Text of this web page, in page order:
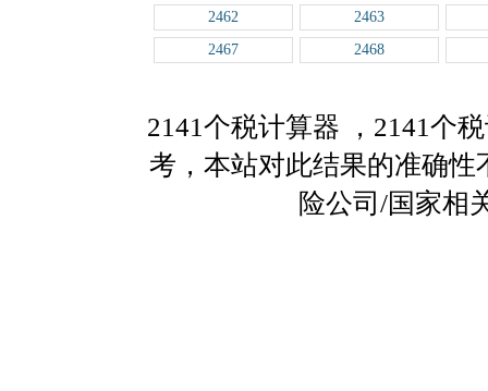
2462
2463
2467
2468
2141个税计算器
，2141个
考，本站对此结果的准确
险公司/国家相